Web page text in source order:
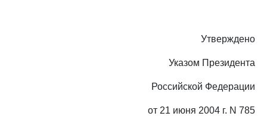
Утверждено
Указом Президента
Российской Федерации
от 21 июня 2004 г. N 785